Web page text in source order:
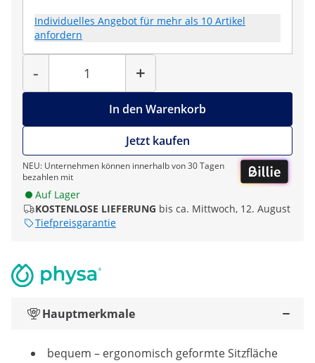
Individuelles Angebot für mehr als 10 Artikel
anfordern
-
Menge
+
In den Warenkorb
Jetzt kaufen
NEU: Unternehmen können innerhalb von 30 Tagen
bezahlen mit
Auf Lager
KOSTENLOSE LIEFERUNG bis ca. Mittwoch, 12. August
Tiefpreisgarantie
Hauptmerkmale
bequem – ergonomisch geformte Sitzfläche